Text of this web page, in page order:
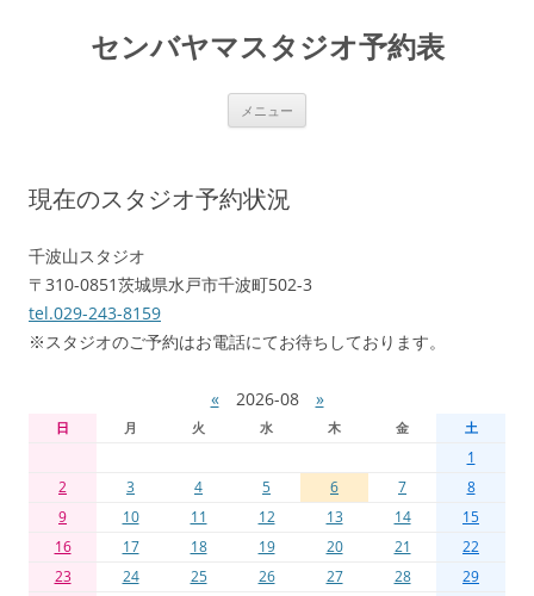
センバヤマスタジオ予約表
メニュー
現在のスタジオ予約状況
千波山スタジオ
〒310-0851茨城県水戸市千波町502-3
tel.029-243-8159
※スタジオのご予約はお電話にてお待ちしております。
« 2026-08 »
日 月 火 水 木 金 土
1
2
3 4 5 6 7
8
9
10 11 12 13 14
15
16
17 18 19 20 21
22
23
24 25 26 27 28
29